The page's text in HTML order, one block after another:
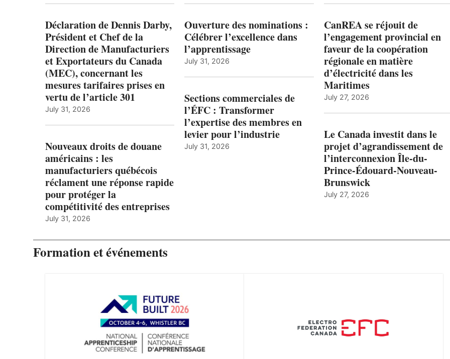
Déclaration de Dennis Darby,
Président et Chef de la
Direction de Manufacturiers
et Exportateurs du Canada
(MEC), concernant les
mesures tarifaires prises en
vertu de l’article 301
July 31, 2026
Nouveaux droits de douane
américains : les
manufacturiers québécois
réclament une réponse rapide
pour protéger la
compétitivité des entreprises
July 31, 2026
Ouverture des nominations :
Célébrer l’excellence dans
l’apprentissage
July 31, 2026
Sections commerciales de
l’ÉFC : Transformer
l’expertise des membres en
levier pour l’industrie
July 31, 2026
CanREA se réjouit de
l’engagement provincial en
faveur de la coopération
régionale en matière
d’électricité dans les
Maritimes
July 27, 2026
Le Canada investit dans le
projet d’agrandissement de
l’interconnexion Île-du-
Prince-Édouard-Nouveau-
Brunswick
July 27, 2026
Formation et événements